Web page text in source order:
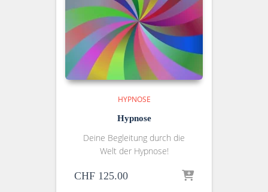
HYPNOSE
Hypnose
Deine Begleitung durch die
Welt der Hypnose!
CHF 125.00